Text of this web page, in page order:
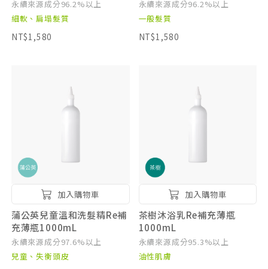
永續來源成分96.2%以上
細軟、扁塌髮質
NT$1,580
永續來源成分96.2%以上
一般髮質
NT$1,580
加入購物車
蒲公英兒童溫和洗髮精Re補
充薄瓶1000mL
永續來源成分97.6%以上
兒童、失衡頭皮
加入購物車
茶樹沐浴乳Re補充薄瓶
1000mL
永續來源成分95.3%以上
油性肌膚